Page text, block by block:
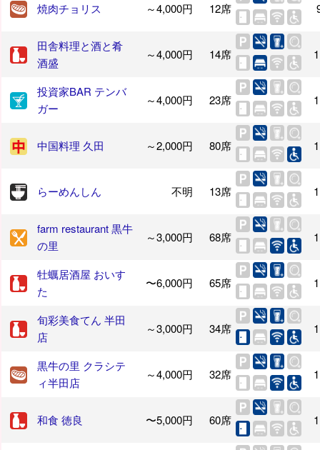
焼肉チョリス ～4,000円 12席
田舎料理と酒と肴
酒盛
～4,000円 14席
投資家BAR テンバ
ガー
～4,000円 23席
中国料理 久田 ～2,000円 80席
らーめんしん 不明 13席
farm restaurant 黒牛
の里
～3,000円 68席
牡蠣居酒屋 おいす
た
〜6,000円 65席
旬彩美食てん 半田
店
～3,000円 34席
黒牛の里 クラシテ
ィ半田店
～4,000円 32席
和食 徳良 〜5,000円 60席